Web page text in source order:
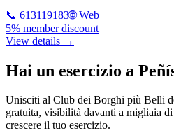
📞 613119183🌐 Web
5% member discount
View details →
Hai un esercizio a
Unisciti al Club dei Borghi più Belli
gratuita, visibilità davanti a migliaia
crescere il tuo esercizio.